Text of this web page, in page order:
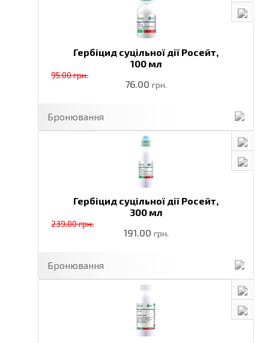
Гербіцид суцільної дії Росейт,
100 мл
76.00 грн.
95.00 грн.
Бронювання
Гербіцид суцільної дії Росейт,
300 мл
191.00 грн.
239.00 грн.
Бронювання